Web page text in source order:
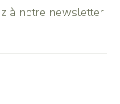
à notre newsletter